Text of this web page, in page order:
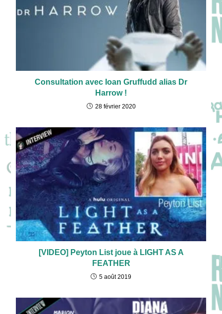
Consultation avec Ioan Gruffudd alias Dr
Harrow !
28 février 2020
[VIDEO] Peyton List joue à LIGHT AS A
FEATHER
5 août 2019